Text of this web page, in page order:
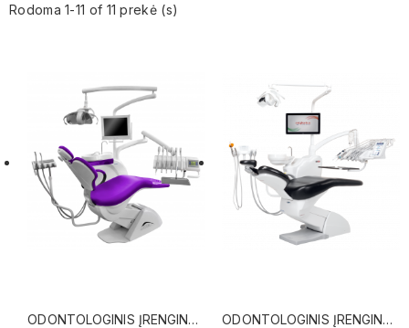
Rodoma 1-11 of 11 prekė (s)
ODONTOLOGINIS ĮRENGINYS
ODONTOLOGINIS ĮRENGINYS